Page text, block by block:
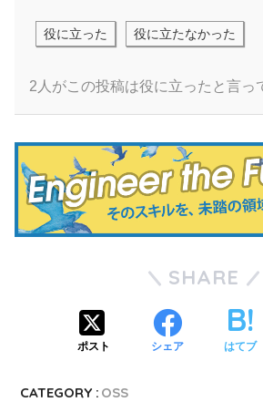
役に立った 役に立たなかった
2人がこの投稿は役に立ったと言っ
SHARE
ポスト シェア はてブ
CATEGORY : OSS